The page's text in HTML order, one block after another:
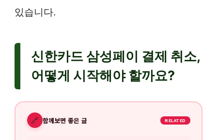
있습니다.
신한카드 삼성페이 결제 취소,
어떻게 시작해야 할까요?
🔗 함께보면 좋은 글 RELATED